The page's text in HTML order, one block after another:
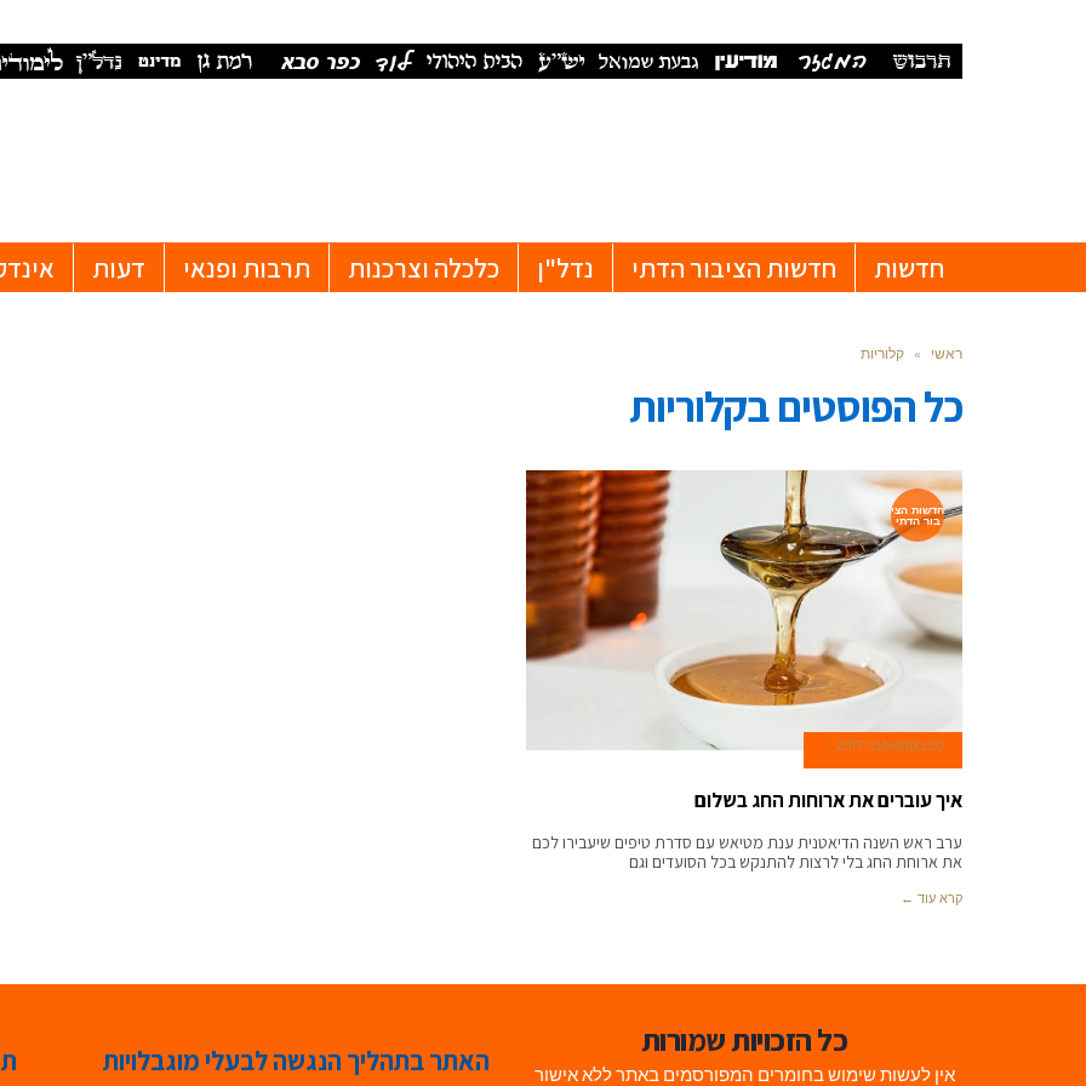
חדשות חדשות הציבור הדתי נדל"ן כלכלה וצרכנות תרבות ופנאי דעות
ראשי » קלוריות
כל הפוסטים בקלוריות
חדשות הצי
בור הדתי
20 בספטמבר 2017
איך עוברים את ארוחות החג בשלום
ערב ראש השנה הדיאטנית ענת מטיאש עם סדרת טיפים שיעבירו לכם
את ארוחת החג בלי לרצות להתנקש בכל הסועדים וגם
קרא עוד ←
כל הזכויות שמורות
אין לעשות שימוש בחומרים המפורסמים באתר ללא אישור האתר בתהליך הנגשה לבעלי מוגבלויות